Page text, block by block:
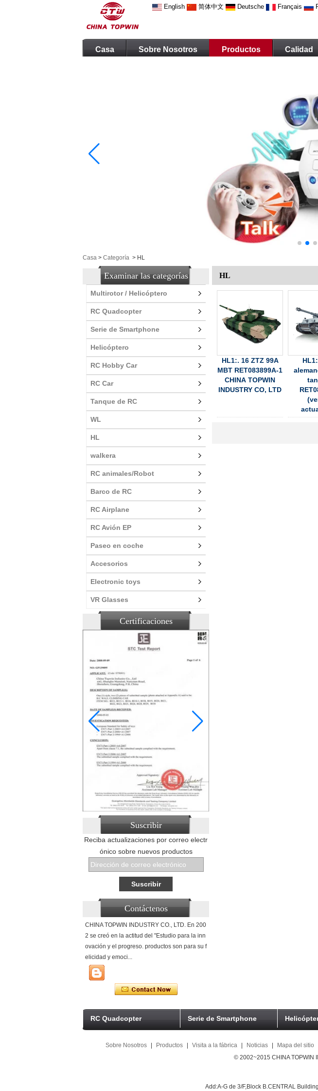
English 简体中文 Deutsche Français
Casa Sobre Nosotros Productos Calidad
Casa > Categoría > HL
Examinar las categorías
Multirotor / Helicóptero
RC Quadcopter
Serie de Smartphone
Helicóptero
RC Hobby Car
RC Car
Tanque de RC
WL
HL
walkera
RC animales/Robot
Barco de RC
RC Airplane
RC Avión EP
Paseo en coche
Accesorios
Electronic toys
VR Glasses
Certificaciones
Suscribir
Reciba actualizaciones por correo electr
ónico sobre nuevos productos
Contáctenos
CHINA TOPWIN INDUSTRY CO., LTD. En 200
2 se creó en la actitud del "Estudio para la inn
ovación y el progreso. productos son para su f
elicidad y emoci...
HL
HL1:. 16 ZTZ 99A
MBT RET083899A-1
CHINA TOPWIN
INDUSTRY CO, LTD
RC Quadcopter Serie de Smartphone
Sobre Nosotros Productos Visita a la fábrica Noticias Mapa del sitio
© 2002~2015 CHINA TOPWIN
Add:A-G de 3/F,Block B.CENTRAL